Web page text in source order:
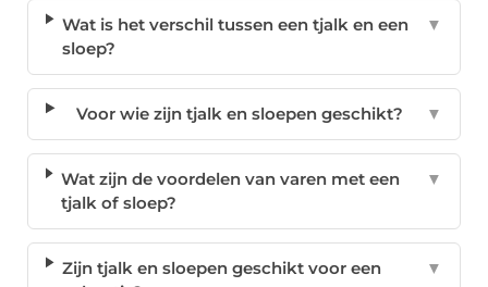
Wat is het verschil tussen een tjalk en een
sloep?
▼
Voor wie zijn tjalk en sloepen geschikt? ▼
Wat zijn de voordelen van varen met een
tjalk of sloep?
▼
Zijn tjalk en sloepen geschikt voor een
▼